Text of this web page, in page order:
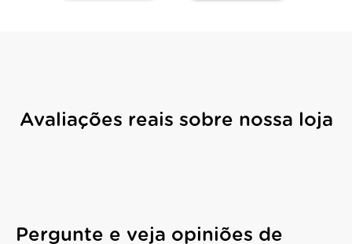
Avaliações reais sobre nossa loja
Pergunte e veja opiniões de